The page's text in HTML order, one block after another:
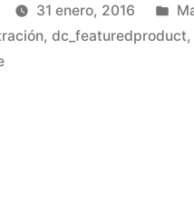
(destacando
31 enero, 2016
en
,dc_featuredproduct